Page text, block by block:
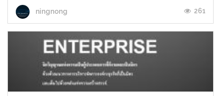
ningnong 261